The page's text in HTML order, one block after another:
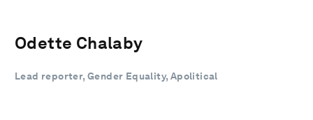
Odette Chalaby
Lead reporter, Gender Equality, Apolitical